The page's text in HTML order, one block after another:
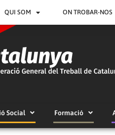
QUI SOM ON TROBAR-NOS
Social Formació